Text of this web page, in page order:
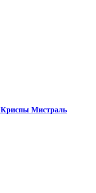
Криспы Мистраль